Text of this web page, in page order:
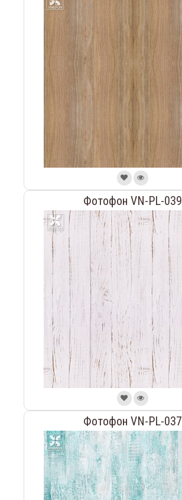
Фотофон VN-PL-039
Фотофон VN-PL-037